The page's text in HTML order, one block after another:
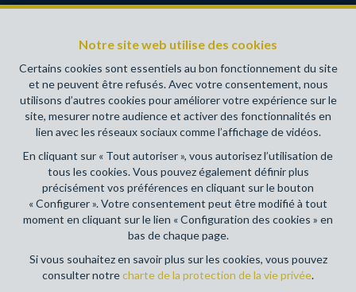
Notre site web utilise des cookies
Certains cookies sont essentiels au bon fonctionnement du site
et ne peuvent être refusés. Avec votre consentement, nous
utilisons d’autres cookies pour améliorer votre expérience sur le
site, mesurer notre audience et activer des fonctionnalités en
lien avec les réseaux sociaux comme l’affichage de vidéos.
En cliquant sur « Tout autoriser », vous autorisez l’utilisation de
tous les cookies. Vous pouvez également définir plus
précisément vos préférences en cliquant sur le bouton
« Configurer ». Votre consentement peut être modifié à tout
moment en cliquant sur le lien « Configuration des cookies » en
bas de chaque page.
Si vous souhaitez en savoir plus sur les cookies, vous pouvez
consulter notrecharte de la protection de la vie privée.
Belgique- Instance de contrôle: Institut professionnel des
(+32 2 505 38 50 - info@ipi.be) - Soumis au
déontologique de l’ IPI
RC professionnelle et cautionnement via AXA Belgium SA,
Place du Trône 1, 1000 Bruxelles – police n° 730390160.
Couverture valable pour les activités réalisées en Belgique
Conditions générales d'utilisation du site
Charte de la protection de la vie privée
Configuration des cookies